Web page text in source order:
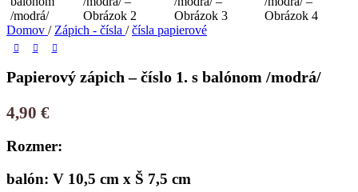
Domov / Zápich - čísla / čísla papierové
Papierový zápich – číslo 1. s balónom /modrá/
4,90 €
Rozmer:
balón: V 10,5 cm x Š 7,5 cm